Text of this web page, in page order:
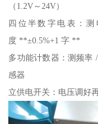
（1.2V～24V）
四位半数字电表：测
度 **±0.5%+1 字 **
多功能计数器：测频率
感器
立供电开关：电压调好